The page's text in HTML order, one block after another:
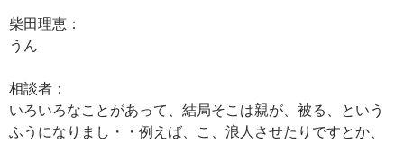
柴田理恵：
うん
相談者：
いろいろなことがあって、結局そこは親が、被る、という
ふうになりまし・・例えば、こ、浪人させたりですとか、